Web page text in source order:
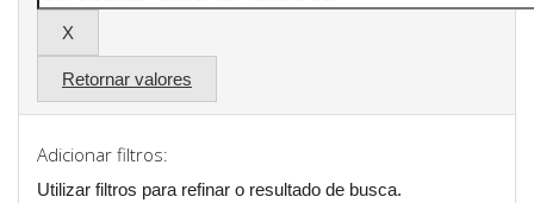
Retornar valores
Adicionar filtros:
Utilizar filtros para refinar o resultado de busca.